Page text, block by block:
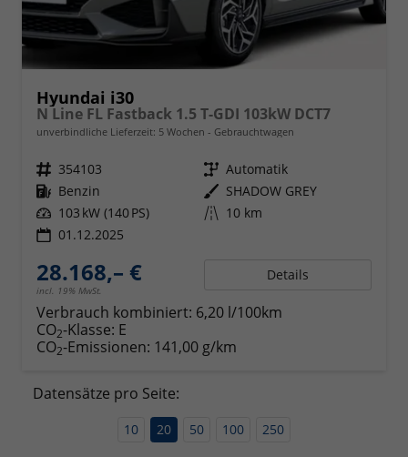
Hyundai i30
N Line FL Fastback 1.5 T-GDI 103kW DCT7
unverbindliche Lieferzeit: 5 Wochen Gebrauchtwagen
Fahrzeugnr. 354103 Getriebe Automatik
Kraftstoff Benzin Außenfarbe SHADOW GREY
Leistung 103 kW (140 PS) Kilometerstand 10 km
01.12.2025
28.168,– €
incl. 19% MwSt.
Details
Verbrauch kombiniert: 6,20 l/100km
CO2-Klasse: E
CO2-Emissionen: 141,00 g/km
Datensätze pro Seite:
10 20 50 100 250